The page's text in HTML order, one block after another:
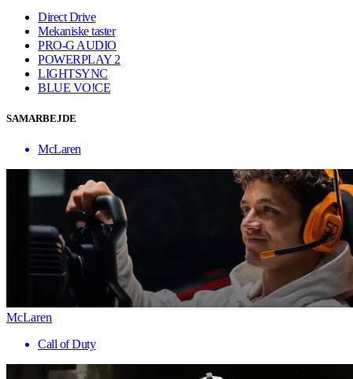
Direct Drive
Mekaniske taster
PRO-G AUDIO
POWERPLAY 2
LIGHTSYNC
BLUE VO!CE
SAMARBEJDE
McLaren
McLaren
Call of Duty